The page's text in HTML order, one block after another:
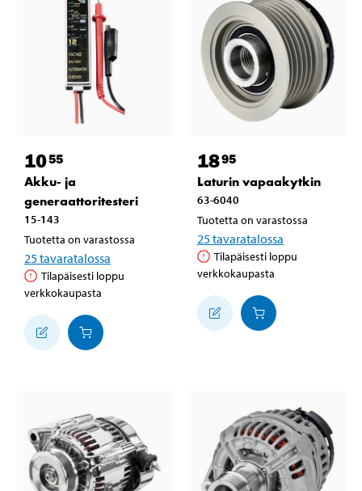
1055
Akku- ja
generaattoritesteri
15-143
Tuotetta on varastossa
25tavaratalossa
Tilapäisesti loppu
verkkokaupasta
1895
Laturin vapaakytkin
63-6040
Tuotetta on varastossa
25tavaratalossa
Tilapäisesti loppu
verkkokaupasta